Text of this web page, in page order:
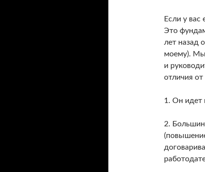
Если у вас
Это
лет назад
моему).
и
отличия
1. Он идет
2.